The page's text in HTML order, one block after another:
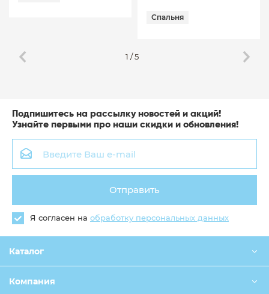
Спальня
1 /5
Подпишитесь на рассылку новостей и акций!
Узнайте первыми про наши скидки и обновления!
Отправить
Я согласен на обработку персональных данных
Каталог
Компания